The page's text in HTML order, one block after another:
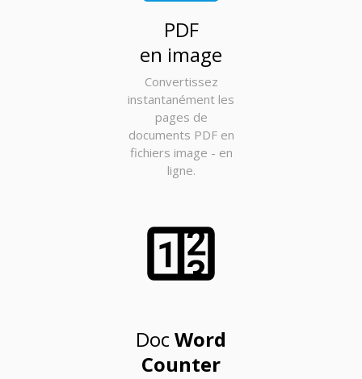
PDF
en image
Convertissez
instantanément les
pages de
documents PDF en
fichiers image - en
ligne.
Doc Word
Counter